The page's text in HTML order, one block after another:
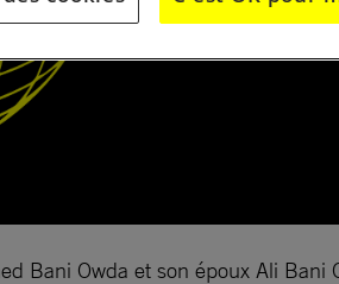
Bani Owda et son époux Ali